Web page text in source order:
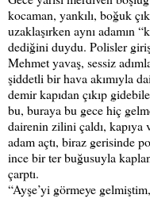
kocaman, yankılı, boğuk
uzaklaşırken aynı adamın
dediğini duydu. Polisler
Mehmet yavaş, sessiz
şiddetli bir hava akımıyla
demir kapıdan çıkıp
bu, buraya bu gece hiç
dairenin zilini çaldı, kapıya
adam açtı, biraz gerisinde
ince bir ter buğusuyla
çarptı.
“Ayşe’yi görmeye